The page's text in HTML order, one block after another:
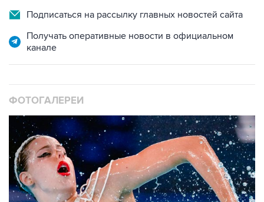
Подписаться на рассылку главных новостей сайта
Получать оперативные новости в официальном
канале
ФОТОГАЛЕРЕИ